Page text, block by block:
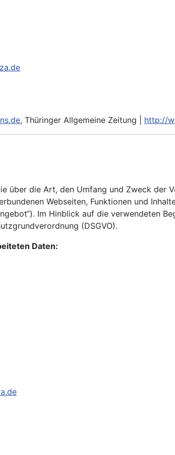
, Thüringer Allgemeine Zeitung | http://
über die Art, den Umfang und Zweck der
Webseiten, Funktionen und
Im Hinblick auf die verwendeten
(DSGVO).
Daten: